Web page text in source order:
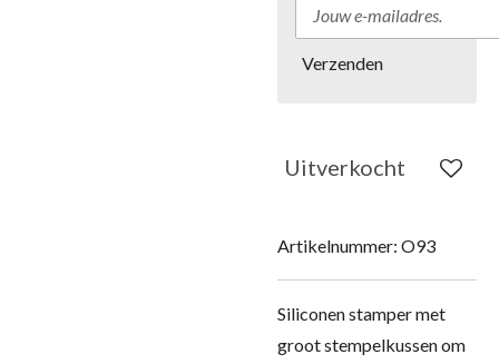
Verzenden
Uitverkocht
Artikelnummer: O93
Siliconen stamper met
groot stempelkussen om